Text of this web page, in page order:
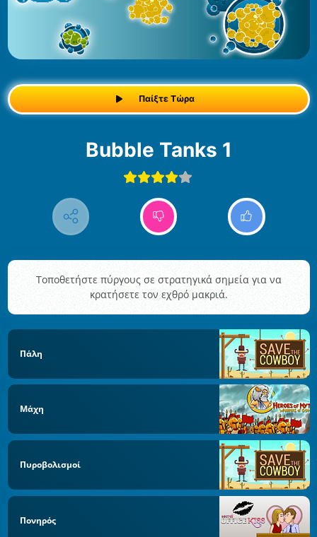
Παίξτε Τώρα
Bubble Tanks 1
Τοποθετήστε πύργους σε στρατηγικά σημεία για να
κρατήσετε τον εχθρό μακριά.
Πάλη
Μάχη
Πυροβολισμοί
Πονηρός